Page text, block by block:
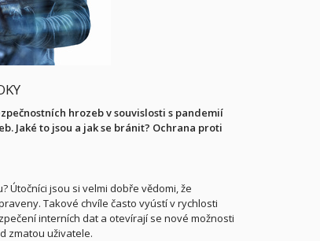
hrozeb v souvislosti s pandemií
Jaké to jsou a jak se bránit? Ochrana proti
Útočníci jsou si velmi dobře vědomi, že
Takové chvíle často vyústí v rychlosti
interních dat a otevírají se nové možnosti
zmatou uživatele.